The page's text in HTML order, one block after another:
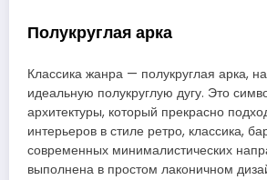
Полукруглая арка
Классика жанра — полукруглая арка,
идеальную полукруглую дугу. Это
архитектуры, который прекрасно
интерьеров в стиле ретро, классика,
современных минималистических
выполнена в простом лаконичном